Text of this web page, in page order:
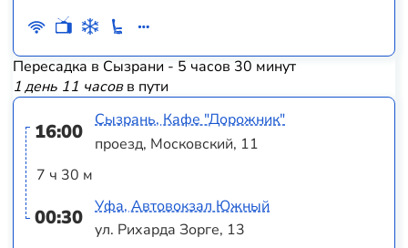
Пересадка в Сызрани - 5 часов 30 минут
1 день 11 часовв пути
16:00
7 ч 30 м
00:30
Сызрань, Кафе "Дорожник"
проезд, Московский, 11
Уфа, Автовокзал Южный
ул. Рихарда Зорге, 13